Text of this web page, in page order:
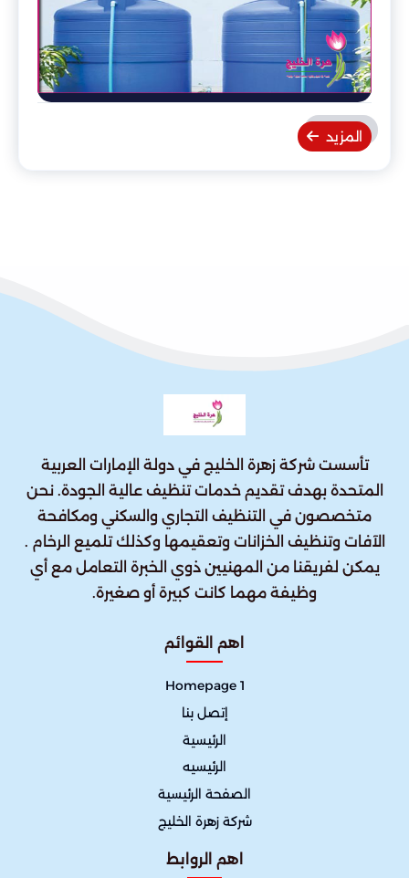
المزيد
تأسست شركة زهرة الخليج في دولة الإمارات العربية
المتحدة بهدف تقديم خدمات تنظيف عالية الجودة. نحن
متخصصون في التنظيف التجاري والسكني ومكافحة
الآفات وتنظيف الخزانات وتعقيمها وكذلك تلميع الرخام .
يمكن لفريقنا من المهنيين ذوي الخبرة التعامل مع أي
وظيفة مهما كانت كبيرة أو صغيرة.
اهم القوائم
Homepage 1
إتصل بنا
الرئيسية
الرئيسيه
الصفحة الرئيسية
شركة زهرة الخليج
اهم الروابط